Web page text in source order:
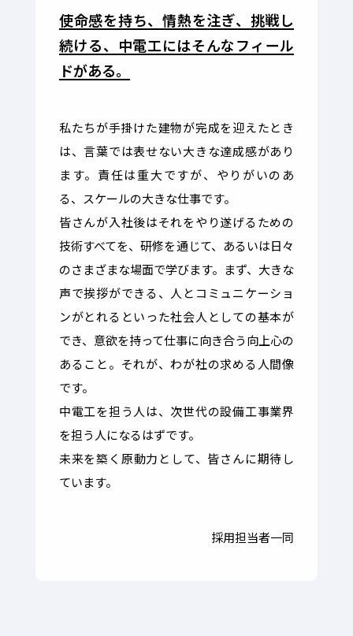
使命感を持ち、情熱を注ぎ、挑戦し
続ける、 中電工にはそんなフィール
ドがある。
私たちが手掛けた建物が完成を迎えたとき
は、言葉では表せない大きな達成感があり
ます。責任は重大ですが、やりがいのあ
る、スケールの大きな仕事です。
皆さんが入社後はそれをやり遂げるための
技術すべてを、研修を通じて、あるいは日々
のさまざまな場面で学びます。まず、大きな
声で挨拶ができる、人とコミュニケーショ
ンがとれるといった社会人としての基本が
でき、意欲を持って仕事に向き合う向上心の
あること。それが、わが社の求める人間像
です。
中電工を担う人は、次世代の設備工事業界
を担う人になるはずです。
未来を築く原動力として、皆さんに期待し
ています。
採用担当者一同